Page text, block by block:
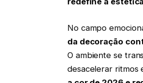
No campo
da decoração
O ambiente se
desacelerar ritmos